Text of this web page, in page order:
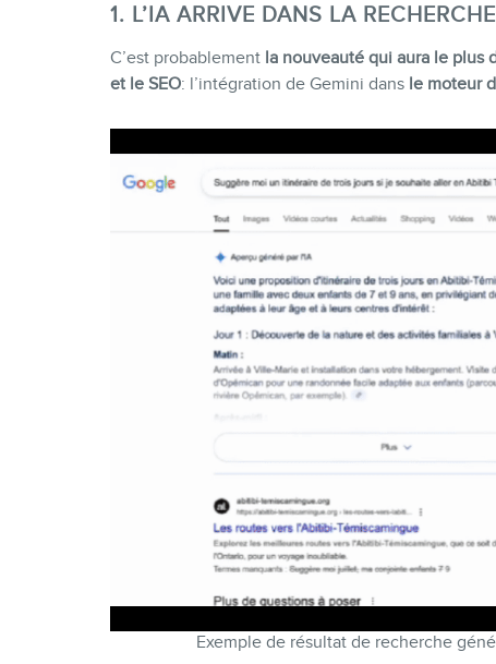
1. L’IA ARRIVE DANS LA
C’est probablement la nouveauté qui aura le plus
et le SEO: l’intégration de Gemini dans le moteur
Exemple de résultat de recherche